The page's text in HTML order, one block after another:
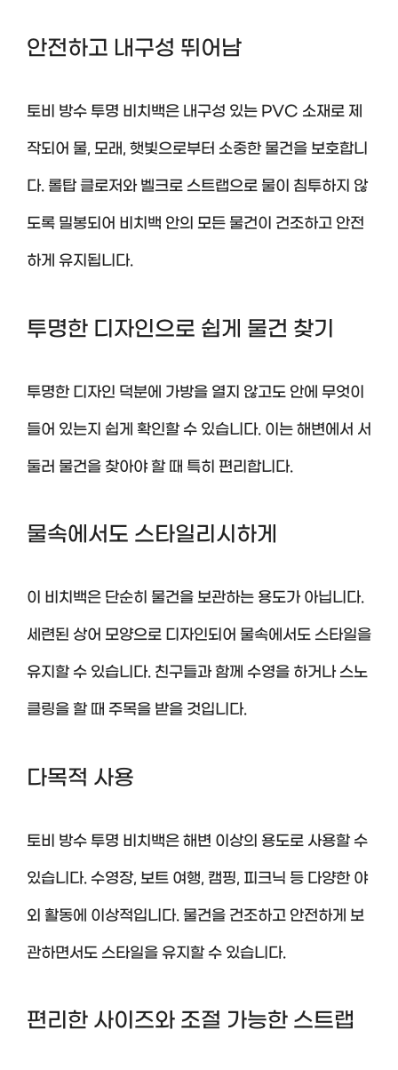
안전하고 내구성 뛰어남
토비 방수 투명 비치백은 내구성 있는 PVC 소재로 제
작되어 물, 모래, 햇빛으로부터 소중한 물건을 보호합니
다. 롤탑 클로저와 벨크로 스트랩으로 물이 침투하지 않
도록 밀봉되어 비치백 안의 모든 물건이 건조하고 안전
하게 유지됩니다.
투명한 디자인으로 쉽게 물건 찾기
투명한 디자인 덕분에 가방을 열지 않고도 안에 무엇이
들어 있는지 쉽게 확인할 수 있습니다. 이는 해변에서 서
둘러 물건을 찾아야 할 때 특히 편리합니다.
물속에서도 스타일리시하게
이 비치백은 단순히 물건을 보관하는 용도가 아닙니다.
세련된 상어 모양으로 디자인되어 물속에서도 스타일을
유지할 수 있습니다. 친구들과 함께 수영을 하거나 스노
클링을 할 때 주목을 받을 것입니다.
다목적 사용
토비 방수 투명 비치백은 해변 이상의 용도로 사용할 수
있습니다. 수영장, 보트 여행, 캠핑, 피크닉 등 다양한 야
외 활동에 이상적입니다. 물건을 건조하고 안전하게 보
관하면서도 스타일을 유지할 수 있습니다.
편리한 사이즈와 조절 가능한 스트랩